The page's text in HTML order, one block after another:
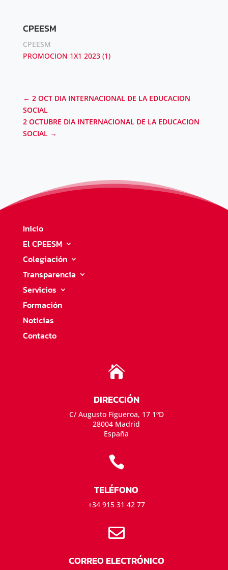
CPEESM
CPEESM
PROMOCION 1X1 2023 (1)
← 2 OCT DIA INTERNACIONAL DE LA EDUCACION
SOCIAL
2 OCTUBRE DIA INTERNACIONAL DE LA EDUCACION
SOCIAL→
Inicio
El CPEESM
Colegiación
Transparencia
Servicios
Formación
Noticias
Contacto

DIRECCIÓN
C/ Augusto Figueroa, 17 1ºD
28004 Madrid
España

TELÉFONO
+34 915 31 42 77

CORREO ELECTRÓNICO